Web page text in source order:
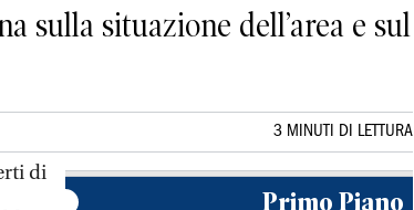
sulla situazione dell’area e sul
3 MINUTI DI LETTURA
di
Primo Piano